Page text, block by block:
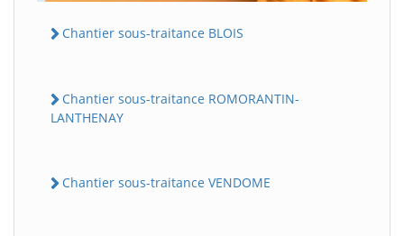
Chantier sous-traitance BLOIS
Chantier sous-traitance ROMORANTIN-
LANTHENAY
Chantier sous-traitance VENDOME